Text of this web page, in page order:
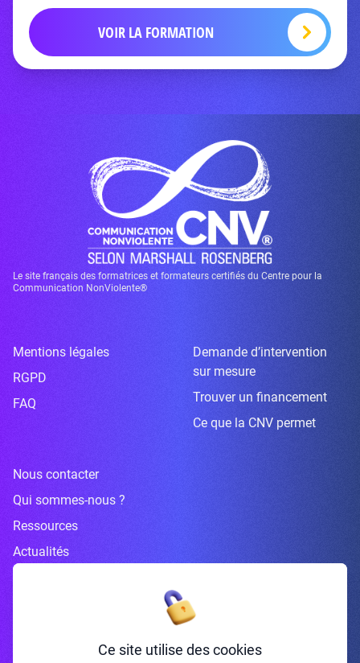
VOIR LA FORMATION
Le site français des formatrices et formateurs certifiés du Centre pour la
Communication NonViolente®
Mentions légales
RGPD
FAQ
Demande d’intervention
sur mesure
Trouver un financement
Ce que la CNV permet
Nous contacter
Qui sommes-nous ?
Ressources
Actualités
Inscrivez-vous à la newsletter
Ce site utilise des cookies